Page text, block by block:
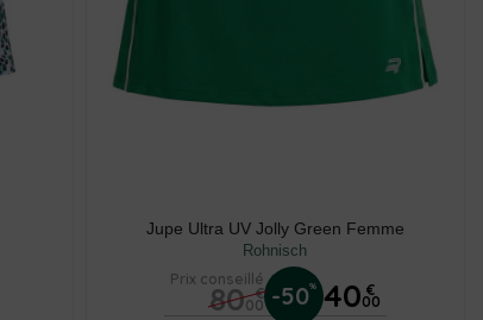
Jupe Ultra UV Jolly Green Femme
Rohnisch
Prix conseillé
80 €
00 -50% 40 €
00